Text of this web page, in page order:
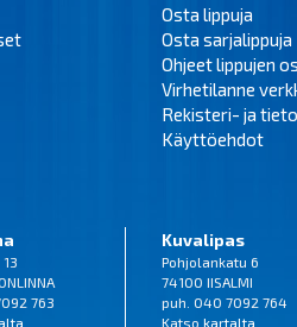
Osta lippuja
Osta sarjalippuja
Ohjeet lippujen
Virhetilanne
Rekisteri- ja
Käyttöehdot
763
Kuvalipas
Pohjolankatu 6
74100 IISALMI
puh. 040 7092 764
Katso kartalta